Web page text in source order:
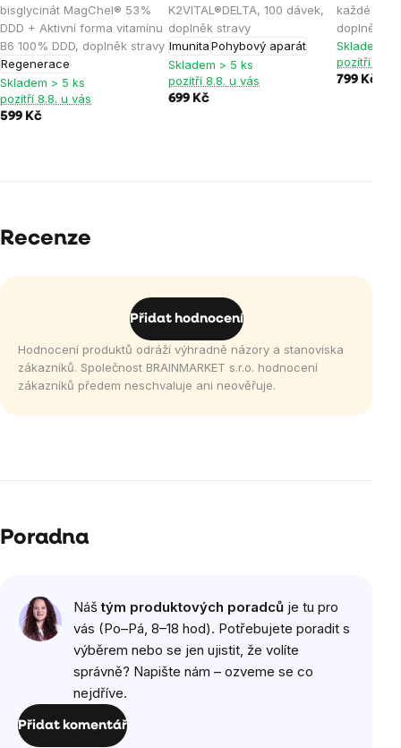
bisglycinát MagChel® 53%
DDD + Aktivní forma vitamínu
B6 100% DDD, doplněk stravy
Regenerace
Skladem > 5 ks
pozítří 8.8. u vás
599 Kč
K2VITAL®DELTA, 100 dávek,
doplněk stravy
ImunitaPohybový aparát
Skladem > 5 ks
pozítří 8.8. u vás
699 Kč
každé
doplněk
Skladem >
pozítří 8.8.
799 Kč
Recenze
Přidat hodnocení
Hodnocení produktů odráží výhradně názory a stanoviska
zákazníků. Společnost BRAINMARKET s.r.o. hodnocení
zákazníků předem neschvaluje ani neověřuje.
Poradna
Náštým produktových poradců je tu pro
vás (Po–Pá, 8–18 hod). Potřebujete poradit s
výběrem nebo se jen ujistit, že volíte
správně? Napište nám – ozveme se co
nejdříve.
Přidat komentář